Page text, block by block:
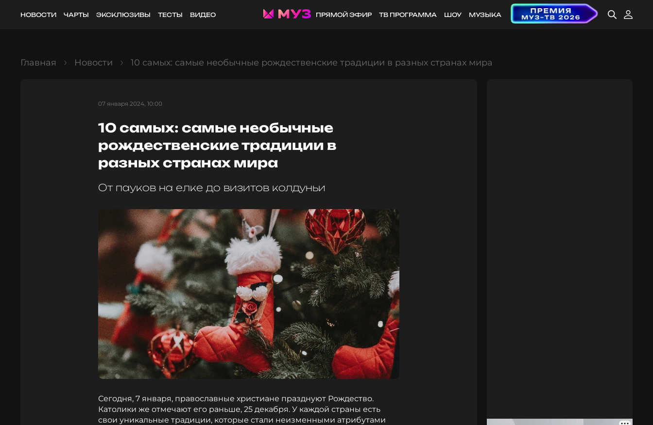
НОВОСТИ ЧАРТЫ ЭКСКЛЮЗИВЫ ТЕСТЫ ВИДЕО ПРЯМОЙ ЭФИР ТВ ПРОГРАММА ШОУ МУЗЫКА
Главная Новости 10 самых: самые необычные рождественские традиции в разных странах мира
07 января 2024, 10:00
10 самых: самые необычные
рождественские традиции в
разных странах мира
От пауков на елке до визитов колдуньи
Сегодня, 7 января, православные христиане празднуют Рождество.
Католики же отмечают его раньше, 25 декабря. У каждой страны есть
свои уникальные традиции, которые стали неизменными атрибутами